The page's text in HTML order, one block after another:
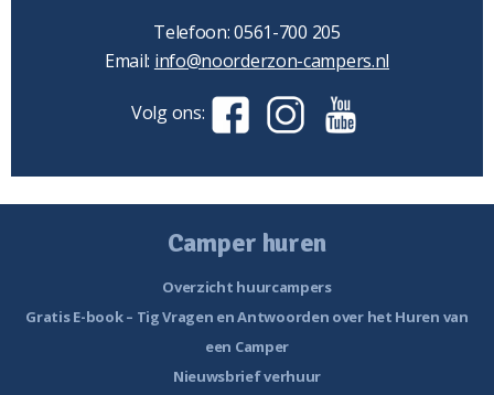
Telefoon: 0561-700 205
Email: info@noorderzon-campers.nl
Volg ons:
Camper huren
Overzicht huurcampers
Gratis E-book – Tig Vragen en Antwoorden over het Huren van
een Camper
Nieuwsbrief verhuur